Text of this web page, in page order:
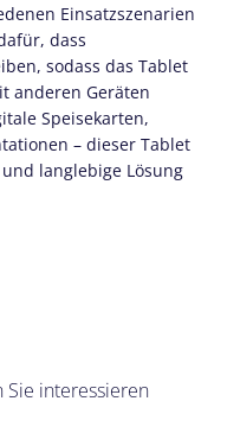
Einsatzszenarien
dass
sodass das Tablet
anderen Geräten
Speisekarten,
– dieser Tablet
langlebige Lösung
Sie interessieren